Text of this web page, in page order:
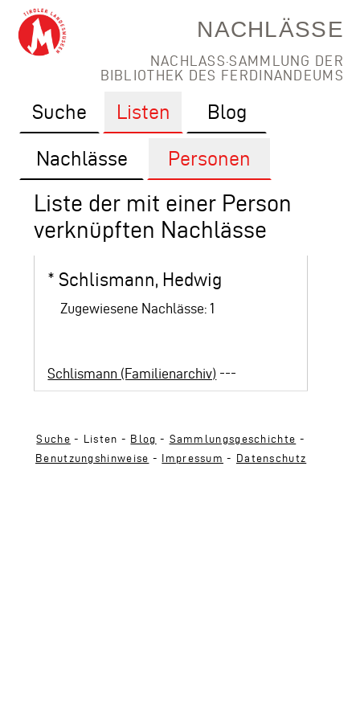
NACHLÄSSE
NACHLASS·SAMMLUNG DER
BIBLIOTHEK DES FERDINANDEUMS
Suche Listen Blog
Nachlässe Personen
Liste der mit einer Person
verknüpften Nachlässe
*Schlismann, Hedwig
Zugewiesene Nachlässe: 1
Schlismann (Familienarchiv) ---
Suche - Listen - Blog - Sammlungsgeschichte -
Benutzungshinweise - Impressum - Datenschutz